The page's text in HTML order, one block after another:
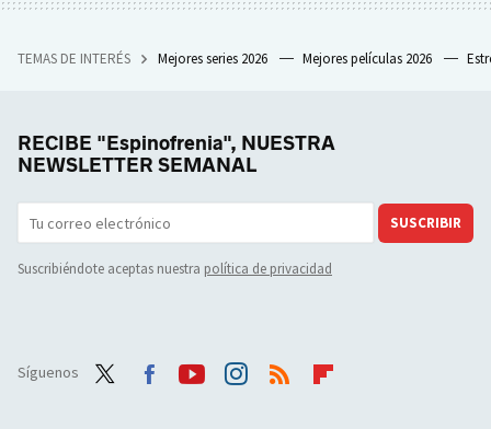
TEMAS DE INTERÉS Mejores series 2026 Mejores películas 2026
RECIBE "Espinofrenia", NUESTRA
NEWSLETTER SEMANAL
SUSCRIBIR
Suscribiéndote aceptas nuestra política de privacidad
Síguenos